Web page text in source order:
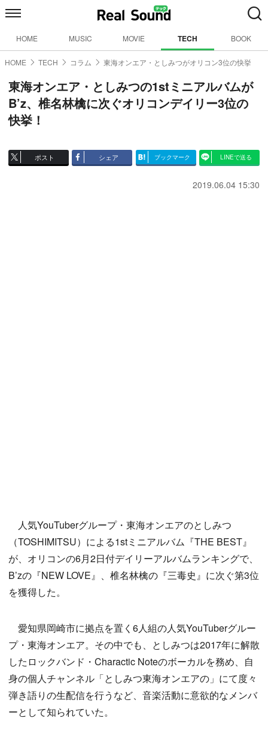
HOME MUSIC MOVIE TECH BOOK
HOME TECH コラム 東海オンエア・としみつがオリコン3位の快挙
東海オンエア・としみつの1stミニアルバムが
B’z、椎名林檎に次ぐオリコンデイリー3位の
快挙！
ポスト シェア ブックマーク LINEで送る
2019.06.04 15:30
人気YouTuberグループ・東海オンエアのとしみつ
（TOSHIMITSU）による1stミニアルバム『THE BEST』
が、オリコンの6月2日付デイリーアルバムランキングで、
B’zの『NEW LOVE』、椎名林檎の『三毒史』に次ぐ第3位
を獲得した。
愛知県岡崎市に拠点を置く6人組の人気YouTuberグルー
プ・東海オンエア。その中でも、としみつは2017年に解散
したロックバンド・Charactic Noteのボーカルを務め、自
身の個人チャンネル「としみつ東海オンエアの」にて度々
弾き語りの生配信を行うなど、音楽活動に意欲的なメンバ
ーとして知られていた。